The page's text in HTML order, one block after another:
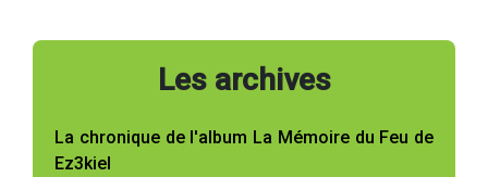
Les archives
La chronique de l'album La Mémoire du Feu de
Ez3kiel